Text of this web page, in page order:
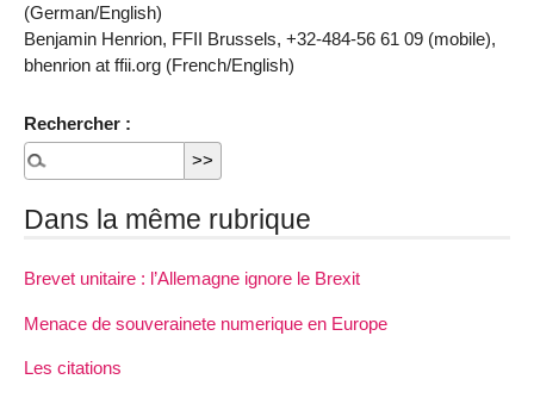
(German/English)
Benjamin Henrion, FFII Brussels, +32-484-56 61 09 (mobile),
bhenrion at ffii.org (French/English)
Rechercher :
Dans la même rubrique
Brevet unitaire : l’Allemagne ignore le Brexit
Menace de souverainete numerique en Europe
Les citations